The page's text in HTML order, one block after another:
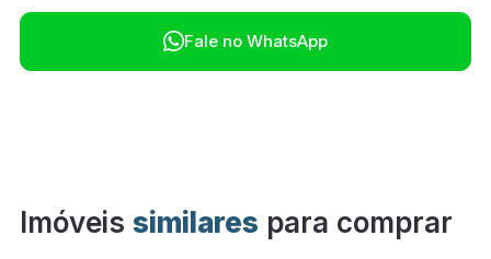
Fale no WhatsApp
Imóveis similares para comprar